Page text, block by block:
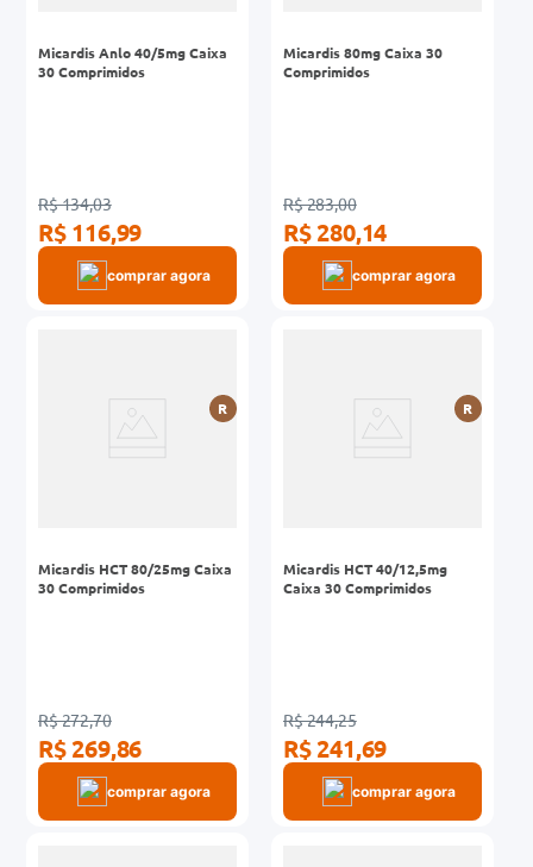
Micardis Anlo 40/5mg Caixa
30 Comprimidos
R$ 134,03
R$ 116,99
comprar agora
Micardis 80mg Caixa 30
Comprimidos
R$ 283,00
R$ 280,14
comprar agora
R
Micardis HCT 80/25mg Caixa
30 Comprimidos
R$ 272,70
R$ 269,86
comprar agora
R
Micardis HCT 40/12,5mg
Caixa 30 Comprimidos
R$ 244,25
R$ 241,69
comprar agora